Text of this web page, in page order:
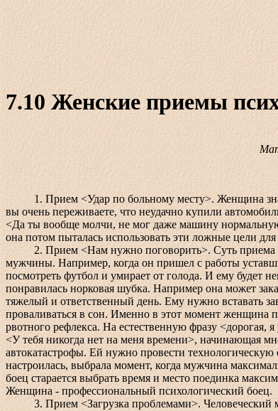
7.10 Женские приемы
1. Прием <Удар по больному месту>. Женщина знает
вы очень переживаете, что неудачно купили
<Да ты вообще молчи, не мог даже машину
она потом пыталась использовать эти ложные цели
2. Прием <Нам нужно поговорить>. Суть приема
мужчины. Например, когда он пришел с работы
посмотреть футбол и умирает от голода. И ему будет
понравилась норковая шубка. Например она может
тяжелый и ответственный день. Ему нужно вставать
проваливаться в сон. Именно в этот момент женщина
рвотного рефлекса. На естественную фразу <дорогая,
<У тебя никогда нет на меня времени>, начинающая
автокатастрофы. Ей нужно провести
настроилась, выбрала момент, когда мужчина
боец старается выбрать время и место поединка
Женщина - профессиональный психологический боец.
3. Прием <Загрузка проблемами>. Человеческий